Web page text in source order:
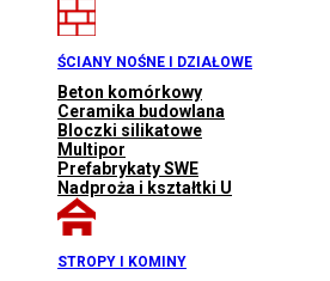
ŚCIANY NOŚNE I DZIAŁOWE
Beton komórkowy
Ceramika budowlana
Bloczki silikatowe
Multipor
Prefabrykaty SWE
Nadproża i kształtki U
STROPY I KOMINY